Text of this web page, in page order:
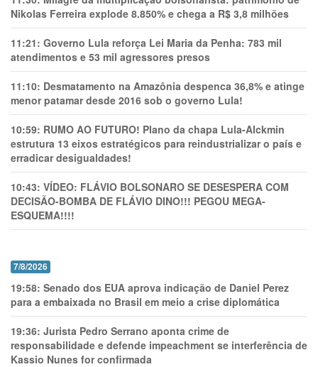
Nikolas Ferreira explode 8.850% e chega a R$ 3,8 milhões
11:21: Governo Lula reforça Lei Maria da Penha: 783 mil
atendimentos e 53 mil agressores presos
11:10: Desmatamento na Amazônia despenca 36,8% e atinge
menor patamar desde 2016 sob o governo Lula!
10:59: RUMO AO FUTURO! Plano da chapa Lula-Alckmin
estrutura 13 eixos estratégicos para reindustrializar o país e
erradicar desigualdades!
10:43: VÍDEO: FLÁVIO BOLSONARO SE DESESPERA COM
DECISÃO-BOMBA DE FLÁVIO DINO!!! PEGOU MEGA-
ESQUEMA!!!!
7/8/2026
19:58: Senado dos EUA aprova indicação de Daniel Perez
para a embaixada no Brasil em meio a crise diplomática
19:36: Jurista Pedro Serrano aponta crime de
responsabilidade e defende impeachment se interferência de
Kassio Nunes for confirmada